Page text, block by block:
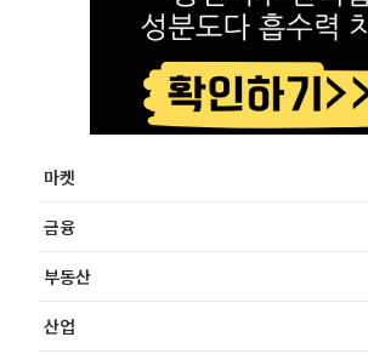
마켓
금융
부동산
산업